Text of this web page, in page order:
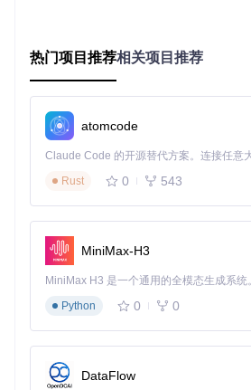
运行时修补
在系统启动过程中动态修改内核和
网络等关键组件的兼容性问题。
实践路径：适配方案的技术选型
根据设备年代选择最优适配策略：
2011年前设备
2012-2015设备：重点解决图形加速
2016-2017设备 ：主要破解安全启动
硬件适配性评估：量化指标与
件
组
最低配置
热门项目推荐相关项目推荐
atomcode
Rust
0 543
MiniMax-H3
Python
0 0
DataFlow